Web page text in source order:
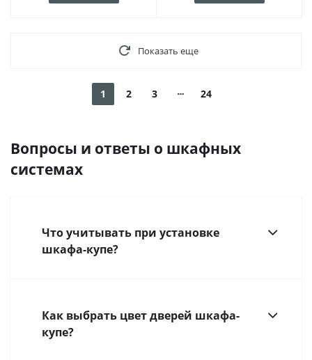
Показать еще
1 2 3 24
Вопросы и ответы о шкафных
системах
Что учитывать при установке
шкафа-купе?
Как выбрать цвет дверей шкафа-
купе?